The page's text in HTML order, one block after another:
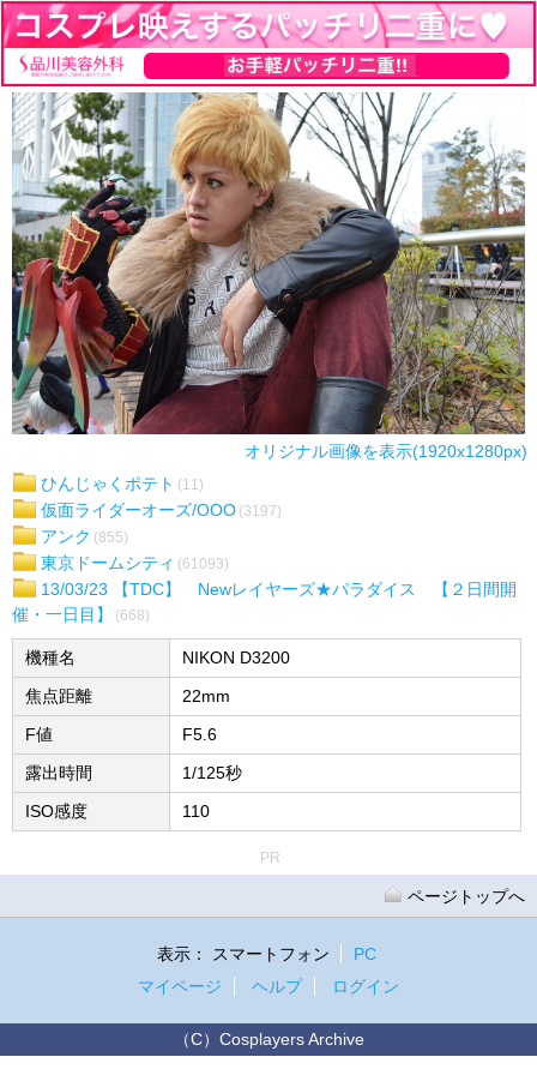
オリジナル画像を表示(1920x1280px)
ひんじゃくポテト (11)
仮面ライダーオーズ/OOO (3197)
アンク (855)
東京ドームシティ (61093)
13/03/23 【TDC】 Newレイヤーズ★パラダイス 【２日間開
催・一日目】
(668)
機種名
NIKON D3200
焦点距離
22mm
F値
F5.6
露出時間
1/125秒
ISO感度
110
PR
ページトップへ
表示： スマートフォン
PC
マイページ
ヘルプ ログイン
（C）Cosplayers Archive